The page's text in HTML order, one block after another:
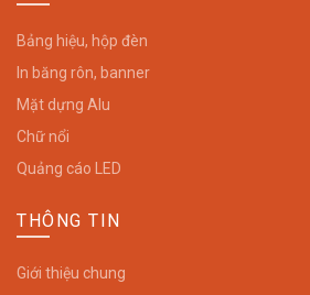
Bảng hiệu, hộp đèn
In băng rôn, banner
Mặt dựng Alu
Chữ nổi
Quảng cáo LED
THÔNG TIN
Giới thiệu chung